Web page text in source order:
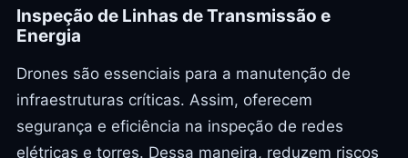
Inspeção de Linhas de Transmissão e
Energia
Drones são essenciais para a manutenção de
infraestruturas críticas. Assim, oferecem
segurança e eficiência na inspeção de redes
elétricas e torres. Dessa maneira, reduzem riscos